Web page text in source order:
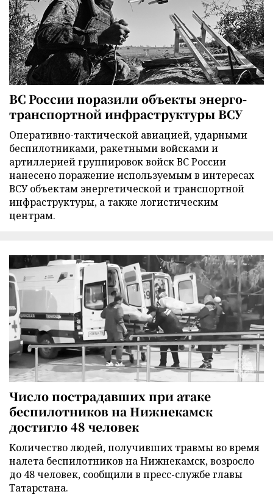
ВС России поразили объекты энерго-
транспортной инфраструктуры ВСУ
Оперативно-тактической авиацией, ударными
беспилотниками, ракетными войсками и
артиллерией группировок войск ВС России
нанесено поражение используемым в интересах
ВСУ объектам энергетической и транспортной
инфраструктуры, а также логистическим
центрам.
Число пострадавших при атаке
беспилотников на Нижнекамск
достигло 48 человек
Количество людей, получивших травмы во время
налета беспилотников на Нижнекамск, возросло
до 48 человек, сообщили в пресс-службе главы
Татарстана.